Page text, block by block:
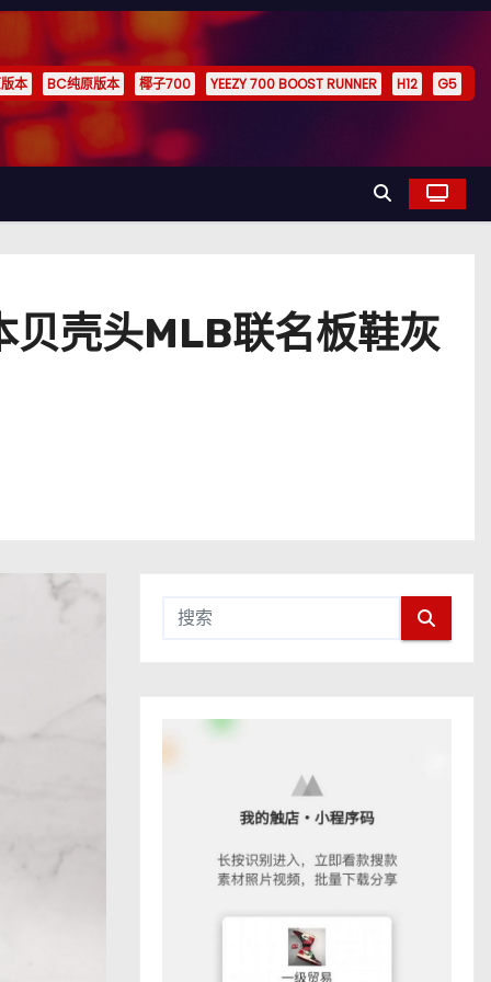
本 BC纯原版本 椰子700 YEEZY 700 BOOST RUNNER H12 G5
壳头MLB联名板鞋灰